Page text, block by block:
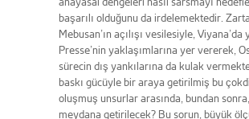
anayasal dengeleri nasıl sarsmayı
başarılı olduğunu da irdelemektedir.
Mebusan’ın açılışı vesilesiyle,
Presse’nin yaklaşımlarına yer vererek,
sürecin dış yankılarına da kulak
baskı gücüyle bir araya getirilmiş bu
oluşmuş unsurlar arasında, bundan
meydana getirilecek? Bu sorun, büyük